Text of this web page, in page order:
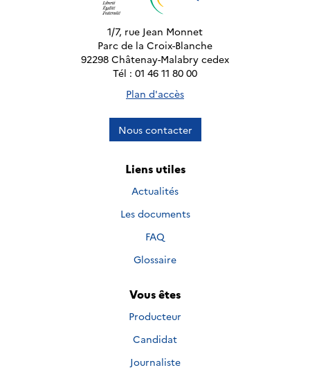
1/7, rue Jean Monnet
Parc de la Croix-Blanche
92298 Châtenay-Malabry cedex
Tél : 01 46 11 80 00
Plan d'accès
Nous contacter
Liens utiles
Actualités
Les documents
FAQ
Glossaire
Vous êtes
Producteur
Candidat
Journaliste